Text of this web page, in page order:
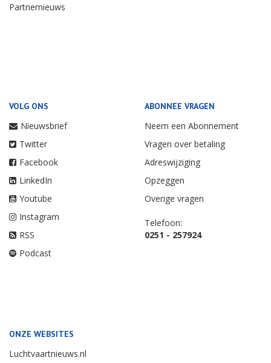
Partnernieuws
VOLG ONS
Nieuwsbrief
Twitter
Facebook
LinkedIn
Youtube
Instagram
RSS
Podcast
ABONNEE VRAGEN
Neem een Abonnement
Vragen over betaling
Adreswijziging
Opzeggen
Overige vragen
Telefoon:
0251 - 257924
ONZE WEBSITES
Luchtvaartnieuws.nl